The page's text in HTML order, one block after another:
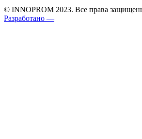
© INNOPROM 2023. Все права
Разработано —